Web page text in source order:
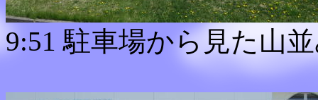
9:51 駐車場から見た山